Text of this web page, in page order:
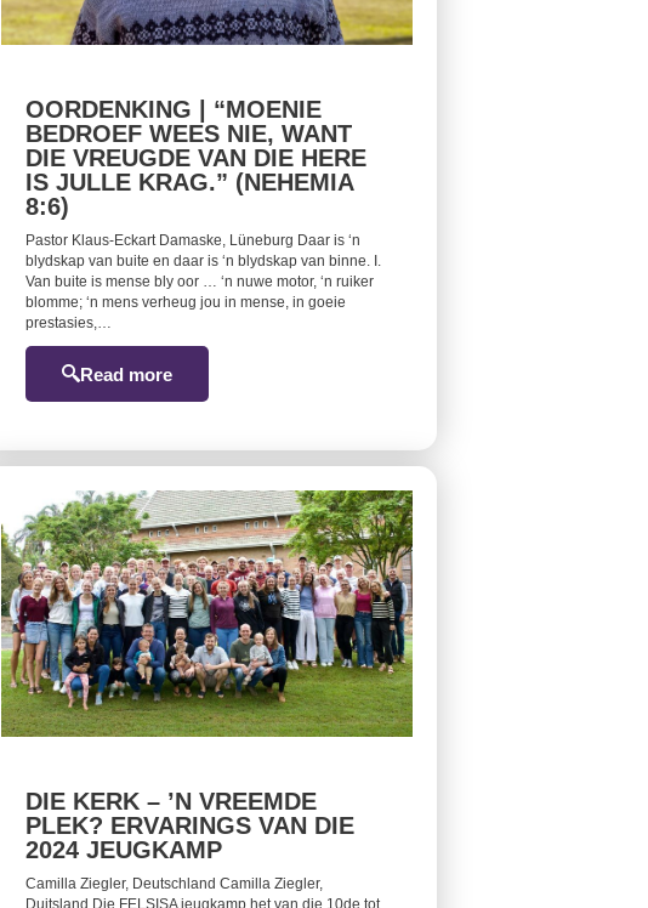
OORDENKING | “MOENIE
BEDROEF WEES NIE, WANT
DIE VREUGDE VAN DIE HERE
IS JULLE KRAG.” (NEHEMIA
8:6)
Pastor Klaus-Eckart Damaske, Lüneburg Daar is ‘n
blydskap van buite en daar is ‘n blydskap van binne. I.
Van buite is mense bly oor … ‘n nuwe motor, ‘n ruiker
blomme; ‘n mens verheug jou in mense, in goeie
prestasies,…
Read more
DIE KERK – ’N VREEMDE
PLEK? ERVARINGS VAN DIE
2024 JEUGKAMP
Camilla Ziegler, Deutschland Camilla Ziegler,